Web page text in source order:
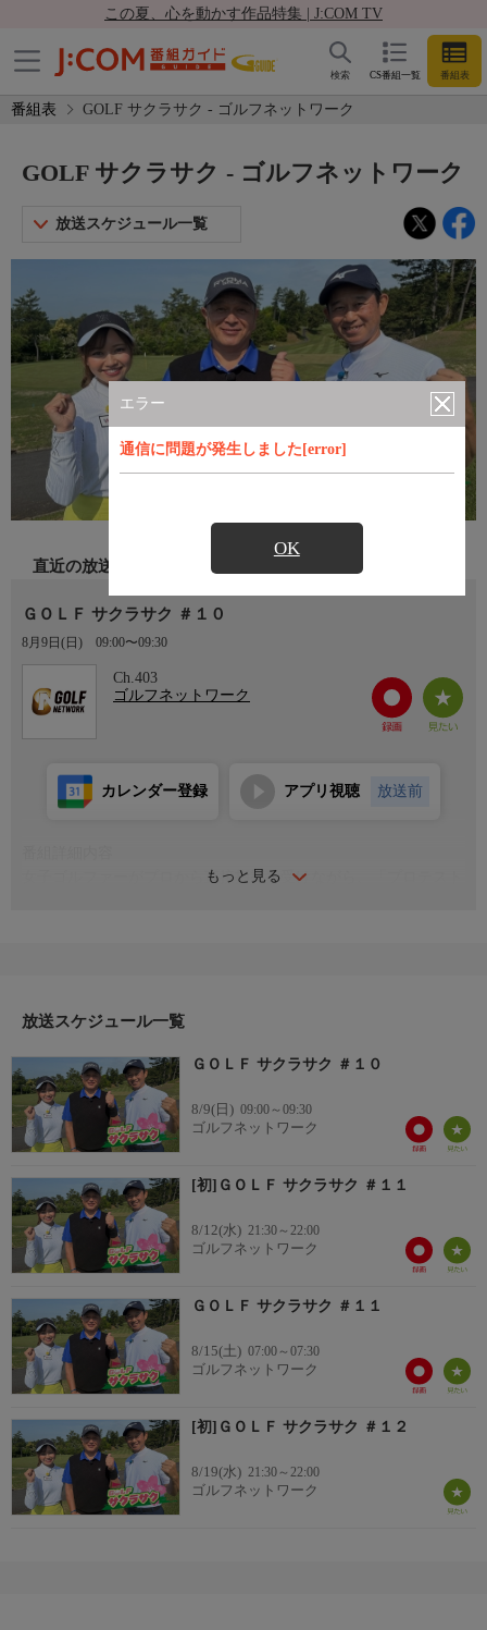
この夏、心を動かす作品特集 | J:COM TV
CS番組一覧 番組表
検索
番組表 GOLF サクラサク - ゴルフネットワーク
エラー
通信に問題が発生しました[error]
OK
GOLF サクラサク - ゴルフネットワーク
放送スケジュール一覧
直近の放送
ＧＯＬＦ サクラサク ＃１０
8月9日(日) 09:00〜09:30
Ch.403
ゴルフネットワーク
もっと見る
カレンダー登録 アプリ視聴 放送前
女子ゴルファーがプロから直接指導を受けながら、「プロテスト
放送スケジュール一覧
ＧＯＬＦ サクラサク ＃１０
8/9(日) 09:00～09:30
ゴルフネットワーク
[初]ＧＯＬＦ サクラサク ＃１１
8/12(水) 21:30～22:00
ゴルフネットワーク
ＧＯＬＦ サクラサク ＃１１
8/15(土) 07:00～07:30
ゴルフネットワーク
[初]ＧＯＬＦ サクラサク ＃１２
8/19(水) 21:30～22:00
ゴルフネットワーク